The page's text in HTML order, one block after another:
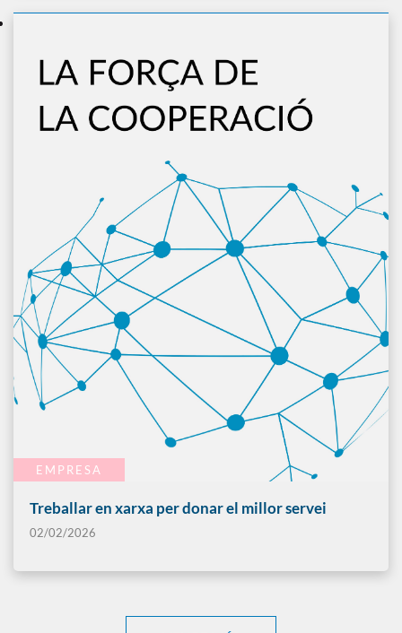
EMPRESA
Treballar en xarxa per donar el millor servei
02/02/2026